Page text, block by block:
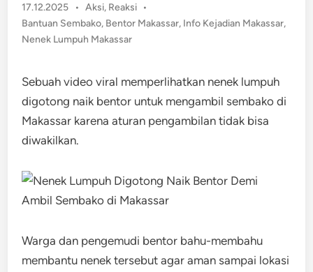
17.12.2025 • Posted
in
Aksi, Reaksi •
Bantuan Sembako, Bentor Makassar, Info Kejadian Makassar,
Nenek Lumpuh Makassar
Sebuah video viral memperlihatkan nenek lumpuh
digotong naik bentor untuk mengambil sembako di
Makassar karena aturan pengambilan tidak bisa
diwakilkan.
Warga dan pengemudi bentor bahu-membahu
membantu nenek tersebut agar aman sampai lokasi